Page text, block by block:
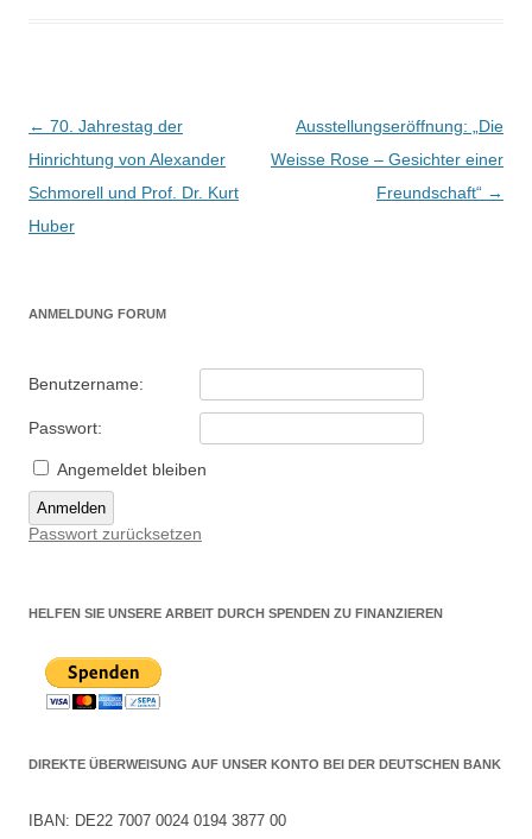
Beitragsnavigation
← 70. Jahrestag der
Hinrichtung von Alexander
Schmorell und Prof. Dr. Kurt
Huber
Ausstellungseröffnung: „Die
Weisse Rose – Gesichter einer
Freundschaft“ →
ANMELDUNG FORUM
Benutzername:
Passwort:
Angemeldet bleiben
Anmelden
Passwort zurücksetzen
HELFEN SIE UNSERE ARBEIT DURCH SPENDEN ZU FINANZIEREN
DIREKTE ÜBERWEISUNG AUF UNSER KONTO BEI DER DEUTSCHEN BANK
IBAN: DE22 7007 0024 0194 3877 00